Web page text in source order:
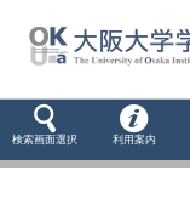
検索画面選択 利用案内